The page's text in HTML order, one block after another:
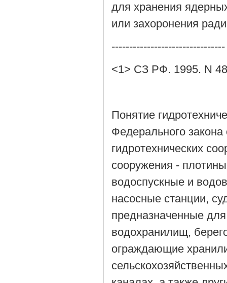
для хранения
или захоронения
--------------------------------
<1> СЗ РФ. 1995. N
Понятие
Федерального
гидротехнических
сооружения -
водоспускные и
насосные станции,
предназначенные
водохранилищ,
ограждающие